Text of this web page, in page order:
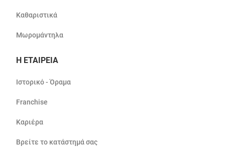
Καθαριστικά
Μωρομάντηλα
Η ΕΤΑΙΡΕΙΑ
Ιστορικό - Όραμα
Franchise
Καριέρα
Βρείτε το κατάστημά σας